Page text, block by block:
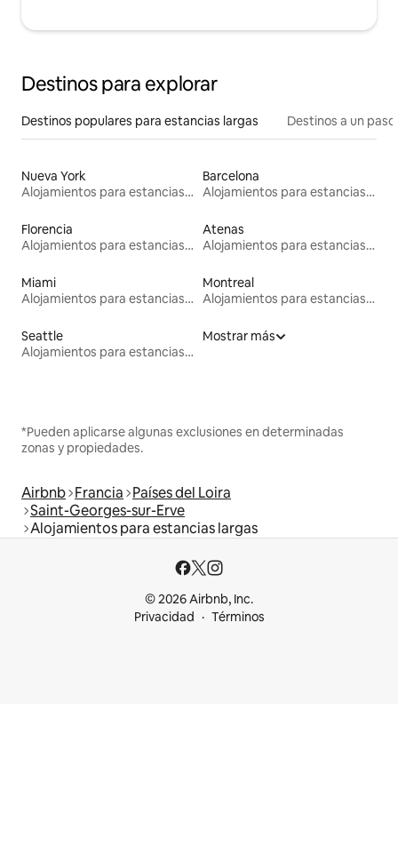
Destinos para explorar
Destinos populares para estancias largas Destinos a un
Nueva York
Alojamientos para estancias largas
Barcelona
Alojamientos para estancias largas
Florencia
Alojamientos para estancias largas
Atenas
Alojamientos para estancias largas
Miami
Alojamientos para estancias largas
Montreal
Alojamientos para estancias largas
Seattle
Alojamientos para estancias largas
Mostrar más
*Pueden aplicarse algunas exclusiones en determinadas
zonas y propiedades.
Airbnb Francia Países del Loira
Saint-Georges-sur-Erve
Alojamientos para estancias largas
© 2026 Airbnb, Inc.
Privacidad
Términos